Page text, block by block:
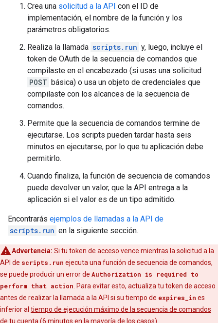
Crea una solicitud a la API con el ID de
implementación, el nombre de la función y los
parámetros obligatorios.
Realiza la llamada scripts.run y, luego, incluye el
token de OAuth de la secuencia de comandos que
compilaste en el encabezado (si usas una solicitud
POST básica) o usa un objeto de credenciales que
compilaste con los alcances de la secuencia de
comandos.
Permite que la secuencia de comandos termine de
ejecutarse. Los scripts pueden tardar hasta seis
minutos en ejecutarse, por lo que tu aplicación debe
permitirlo.
Cuando finaliza, la función de secuencia de comandos
puede devolver un valor, que la API entrega a la
aplicación si el valor es de un tipo admitido.
Encontrarás ejemplos de llamadas a la API de
scripts.run en la siguiente sección.
Advertencia: Si tu token de acceso vence mientras la solicitud a la
API de scripts.run ejecuta una función de secuencia de comandos,
se puede producir un error de Authorization is required to
perform that action . Para evitar esto, actualiza tu token de acceso
antes de realizar la llamada a la API si su tiempo de expires_in es
inferior al tiempo de ejecución máximo de la secuencia de comandos
de tu cuenta (6 minutos en la mayoría de los casos).